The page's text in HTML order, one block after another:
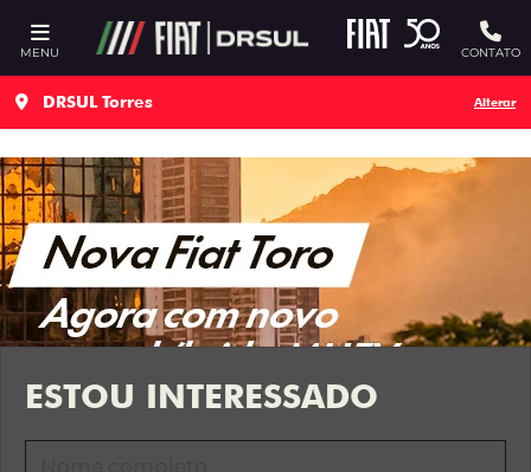
Ativar a compatibilidade com o leitor de tela
MENU CONTATO
DRSUL Torres Alterar
ESTOU INTERESSADO